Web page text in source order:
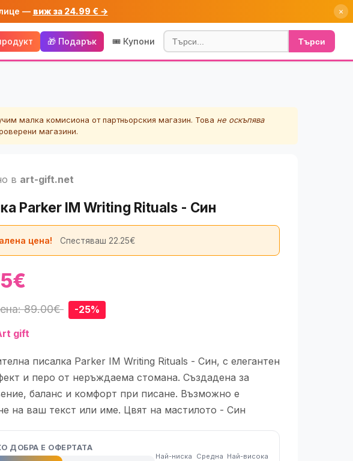
— виж за 24.99 € → ×
🎁 Подарък 🎟️ Купони Търси
малка комисиона от партньорския магазин. Това не оскъпява
магазини.
в art-gift.net
Parker IM Writing Rituals - Син
цена! Спестяваш 22.25€
89.00€ -25%
gift
писалка Parker IM Writing Rituals - Син, с елегантен
и перо от неръждаема стомана. Създадена за
баланс и комфорт при писане. Възможнo е
на ваш текст или име. Цвят на мастилото - Син
ДОБРА Е ОФЕРТАТА
Най-ниска Средна Най-висока